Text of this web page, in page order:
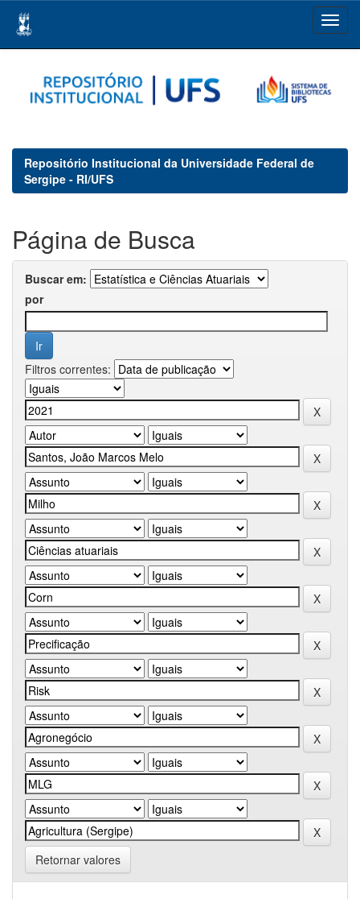
navigation
Repositório Institucional da Universidade Federal de
Sergipe - RI/UFS
Página de Busca
Buscar em:
por
Filtros correntes:
Retornar valores